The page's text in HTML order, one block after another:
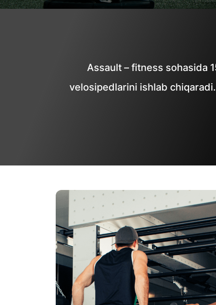
Assault – fitness sohasida
velosipedlarini ishlab